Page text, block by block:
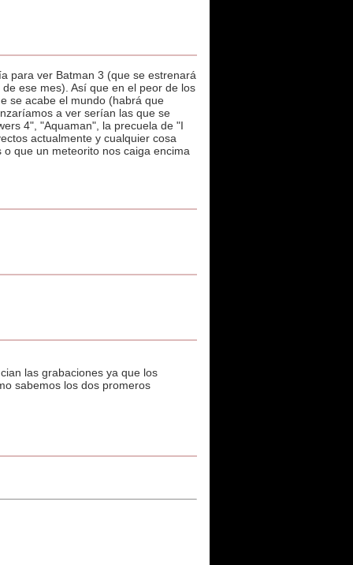
para ver Batman 3 (que se estrenará
ese mes). Así que en el peor de los
se acabe el mundo (habrá que
a ver serían las que se
4", "Aquaman", la precuela de "I
actualmente y cualquier cosa
que un meteorito nos caiga encima
las grabaciones ya que los
sabemos los dos promeros